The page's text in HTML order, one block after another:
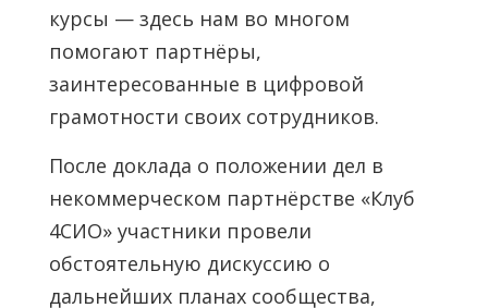
курсы — здесь нам во многом
помогают партнёры,
заинтересованные в цифровой
грамотности своих сотрудников.
После доклада о положении дел в
некоммерческом партнёрстве «Клуб
4СИО» участники провели
обстоятельную дискуссию о
дальнейших планах сообщества,